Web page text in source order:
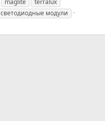
светодиодные модули